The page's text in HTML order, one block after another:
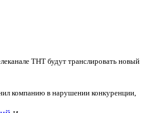
ТНТ будут транслировать новый
компанию в нарушении конкуренции,